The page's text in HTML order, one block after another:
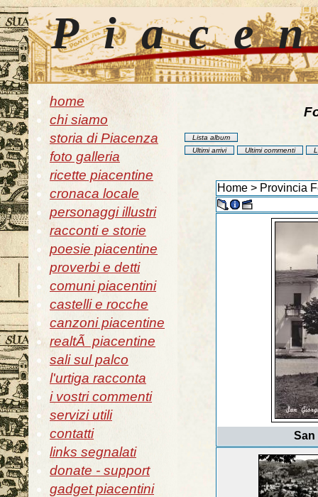
home
chi siamo
storia di Piacenza
foto galleria
ricette piacentine
cronaca locale
personaggi illustri
racconti e storie
poesie piacentine
proverbi e detti
comuni piacentini
castelli e rocche
canzoni piacentine
realtÃ piacentine
sali sul palco
l'urtiga racconta
i vostri commenti
servizi utili
contatti
links segnalati
donate - support
gadget piacentini
Lista album
Ultimi arrivi
Ultimi commenti
Home> Provincia
San